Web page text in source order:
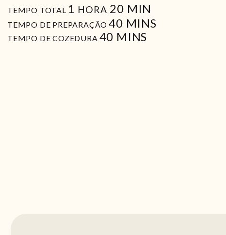
TEMPO TOTAL 1 HORA
HORA 20 MIN
MIN
TEMPO DE PREPARAÇÃO 40MIN
MINS
TEMPO DE COZEDURA 40 MIN
MINS